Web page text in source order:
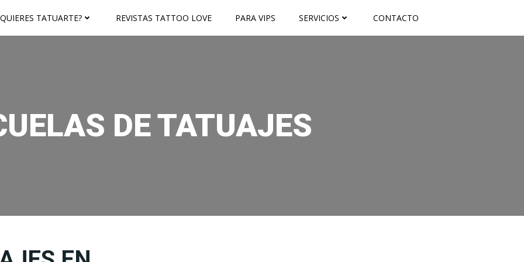
TATUARTE? REVISTAS TATTOO LOVE PARA VIPS SERVICIOS CONTACTO
DE TATUAJES